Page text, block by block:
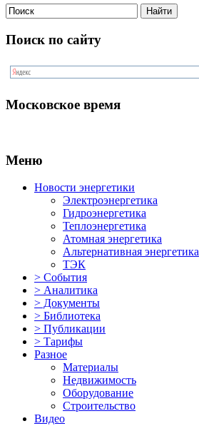
Поиск по сайту
Московское время
Меню
Новости энергетики
Электроэнергетика
Гидроэнергетика
Теплоэнергетика
Атомная энергетика
Альтернативная энергетика
ТЭК
> События
> Аналитика
> Документы
> Библиотека
> Публикации
> Тарифы
Разное
Материалы
Недвижимость
Оборудование
Строительство
Видео